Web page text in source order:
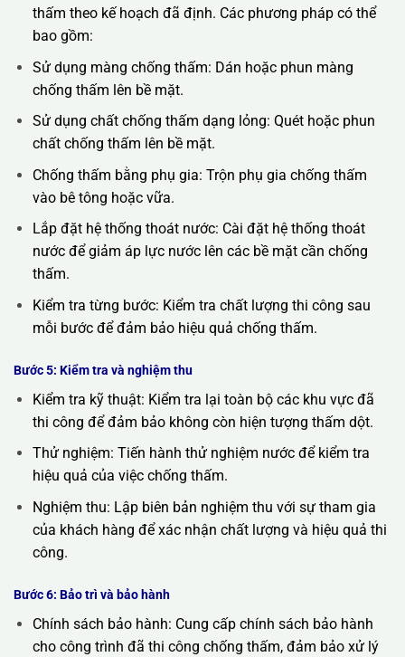
thấm theo kế hoạch đã định. Các phương pháp có thể
bao gồm:
Sử dụng màng chống thấm: Dán hoặc phun màng
chống thấm lên bề mặt.
Sử dụng chất chống thấm dạng lỏng: Quét hoặc phun
chất chống thấm lên bề mặt.
Chống thấm bằng phụ gia: Trộn phụ gia chống thấm
vào bê tông hoặc vữa.
Lắp đặt hệ thống thoát nước: Cài đặt hệ thống thoát
nước để giảm áp lực nước lên các bề mặt cần chống
thấm.
Kiểm tra từng bước: Kiểm tra chất lượng thi công sau
mỗi bước để đảm bảo hiệu quả chống thấm.
Bước 5: Kiểm tra và nghiệm thu
Kiểm tra kỹ thuật: Kiểm tra lại toàn bộ các khu vực đã
thi công để đảm bảo không còn hiện tượng thấm dột.
Thử nghiệm: Tiến hành thử nghiệm nước để kiểm tra
hiệu quả của việc chống thấm.
Nghiệm thu: Lập biên bản nghiệm thu với sự tham gia
của khách hàng để xác nhận chất lượng và hiệu quả thi
công.
Bước 6: Bảo trì và bảo hành
Chính sách bảo hành: Cung cấp chính sách bảo hành
cho công trình đã thi công chống thấm, đảm bảo xử lý